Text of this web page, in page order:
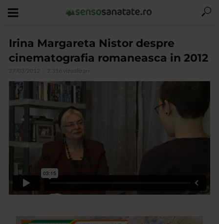
Irina Margareta Nistor despre
cinematografia romaneasca in 2012
27/03/2012 2.316 vizualizari